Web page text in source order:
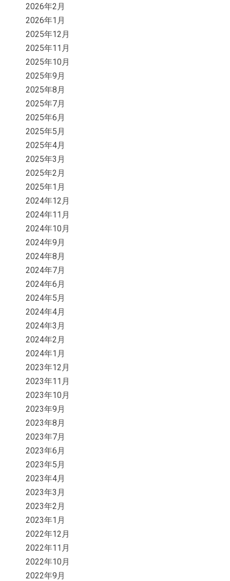
2026年2月
2026年1月
2025年12月
2025年11月
2025年10月
2025年9月
2025年8月
2025年7月
2025年6月
2025年5月
2025年4月
2025年3月
2025年2月
2025年1月
2024年12月
2024年11月
2024年10月
2024年9月
2024年8月
2024年7月
2024年6月
2024年5月
2024年4月
2024年3月
2024年2月
2024年1月
2023年12月
2023年11月
2023年10月
2023年9月
2023年8月
2023年7月
2023年6月
2023年5月
2023年4月
2023年3月
2023年2月
2023年1月
2022年12月
2022年11月
2022年10月
2022年9月